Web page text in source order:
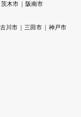
茨木市
阪南市
川市 三田市
神戸市